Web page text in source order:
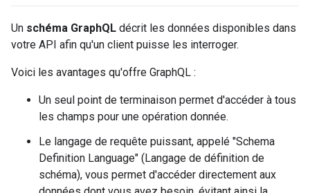
Un schéma GraphQL décrit les données disponibles dans
votre API afin qu'un client puisse les interroger.
Voici les avantages qu'offre GraphQL :
Un seul point de terminaison permet d'accéder à tous
les champs pour une opération donnée.
Le langage de requête puissant, appelé "Schema
Definition Language" (Langage de définition de
schéma), vous permet d'accéder directement aux